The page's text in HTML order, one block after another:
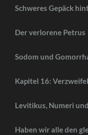
Schweres Gepäck
Der verlorene Petrus
Sodom und
Kapitel 16:
Levitikus, Numeri
Haben wir alle den